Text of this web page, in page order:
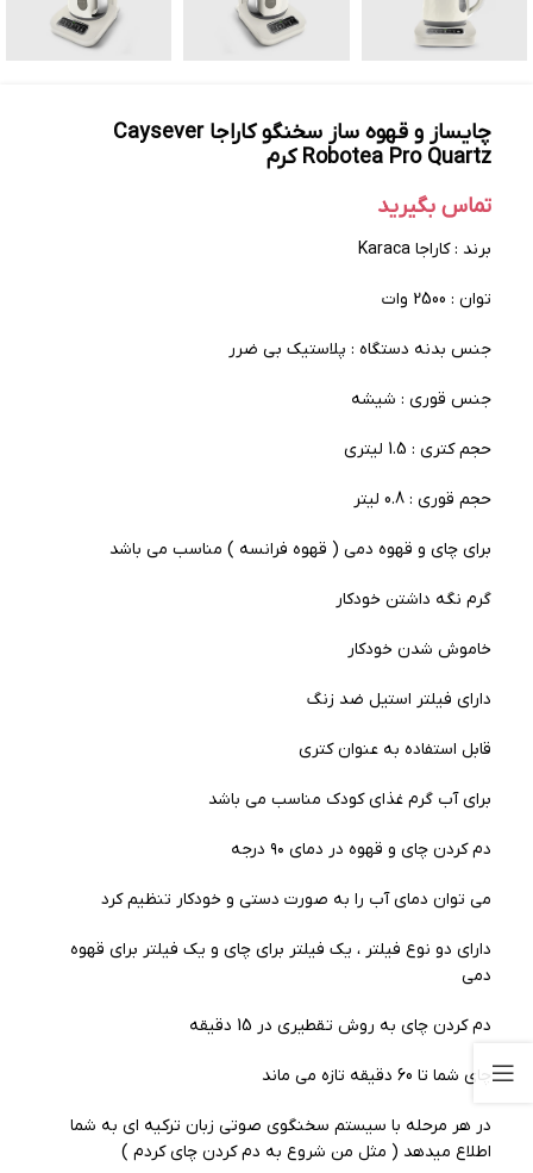
چایساز و قهوه ساز سخنگو کاراجا Caysever
Robotea Pro Quartz کرم
تماس بگیرید
برند : کاراجا Karaca
توان : 2500 وات
جنس بدنه دستگاه : پلاستیک بی ضرر
جنس قوری : شیشه
حجم کتری : 1.5 لیتری
حجم قوری : 0.8 لیتر
برای چای و قهوه دمی ( قهوه فرانسه ) مناسب می باشد
گرم نگه داشتن خودکار
خاموش شدن خودکار
دارای فیلتر استیل ضد زنگ
قابل استفاده به عنوان کتری
برای آب گرم غذای کودک مناسب می باشد
دم کردن چای و قهوه در دمای ۹۰ درجه
می توان دمای آب را به صورت دستی و خودکار تنظیم کرد
دارای دو نوع فیلتر ، یک فیلتر برای چای و یک فیلتر برای قهوه
دمی
دم کردن چای به روش تقطیری در 15 دقیقه
چای شما تا 60 دقیقه تازه می ماند
در هر مرحله با سیستم سخنگوی صوتی زبان ترکیه ای به شما
اطلاع میدهد ( مثل من شروع به دم کردن چای کردم )